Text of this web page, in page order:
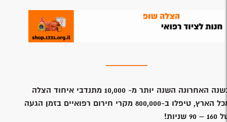
האחרונה השנה יותר מ- 10,000 מתנדבי איחוד הצלה
מכל הארץ, טיפלו ב-800,000 מקרי חירום רפואיים בזמן הגעה
90 שניות!